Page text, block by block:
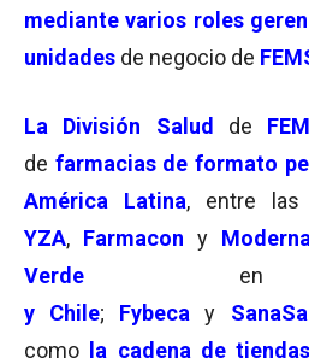
mediante varios roles
unidades de negocio de
La División Salud de
de farmacias de formato
América Latina, entre las
YZA, Farmacon y Moderna
Verde
en
y Chile; Fybecay
como
la cadena de tiendas